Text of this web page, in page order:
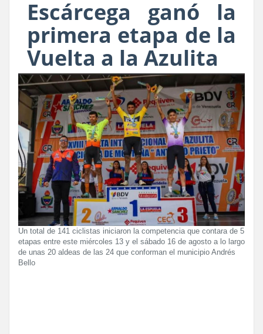
Escárcega ganó la
primera etapa de la
Vuelta a la Azulita
Un total de 141 ciclistas iniciaron la competencia que contara de 5
etapas entre este miércoles 13 y el sábado 16 de agosto a lo largo
de unas 20 aldeas de las 24 que conforman el municipio Andrés
Bello